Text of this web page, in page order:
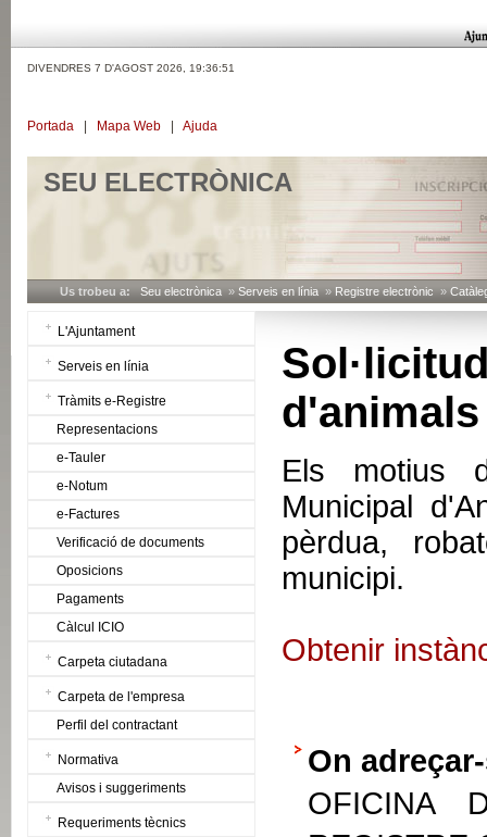
DIVENDRES 7 D'AGOST 2026, 19:36:52
Portada Mapa Web Ajuda
SEU ELECTRÒNICA
Us trobeu a: Seu electrònica » Serveis en línia » Registre electrònic »
L'Ajuntament
Serveis en línia
Tràmits e-Registre
Representacions
e-Tauler
e-Notum
e-Factures
Verificació de documents
Oposicions
Pagaments
Càlcul ICIO
Carpeta ciutadana
Carpeta de l'empresa
Perfil del contractant
Normativa
Avisos i suggeriments
Requeriments tècnics
d'animals
Els motius
Municipal
pèrdua,
municipi.
Obtenir
On
OFICINA